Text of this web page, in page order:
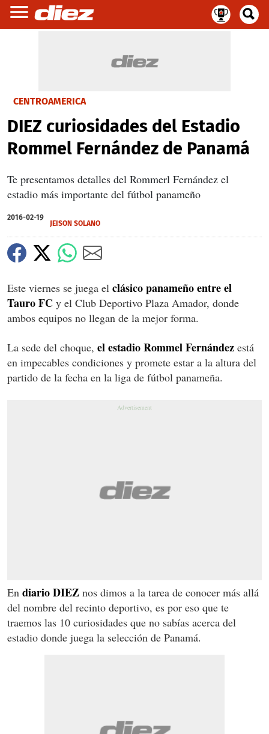
CENTROAMÉRICA
DIEZ curiosidades del Estadio
Rommel Fernández de Panamá
Te presentamos detalles del Rommerl Fernández el
estadio más importante del fútbol panameño
2016-02-19
JEISON SOLANO
Este viernes se juega el clásico panameño entre el
Tauro FC y el Club Deportivo Plaza Amador, donde
ambos equipos no llegan de la mejor forma.
La sede del choque, el estadio Rommel Fernández está
en impecables condiciones y promete estar a la altura del
partido de la fecha en la liga de fútbol panameña.
En diarioDIEZ nos dimos a la tarea de conocer más allá
del nombre del recinto deportivo, es por eso que te
traemos las 10 curiosidades que no sabías acerca del
estadio donde juega la selección de Panamá.